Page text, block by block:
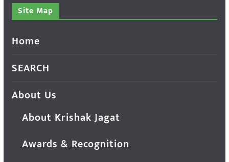
Site Map
Home
SEARCH
About Us
About Krishak Jagat
Awards & Recognition